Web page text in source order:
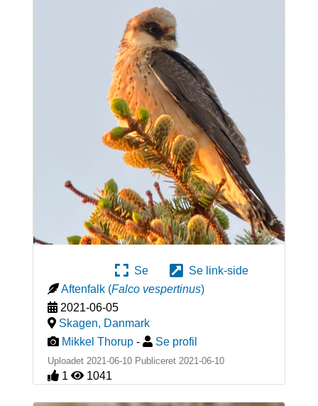
Se
Se link-side
Aftenfalk (Falco vespertinus)
2021-06-05
Skagen, Danmark
Mikkel Thorup - Se profil
Uploadet 2021-06-10 Publiceret 2021-06-10
1 1041